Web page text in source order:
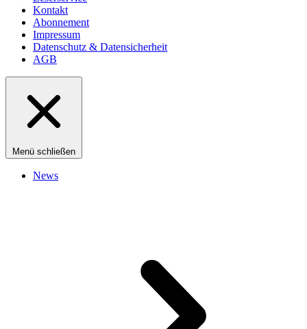
Kontakt
Abonnement
Impressum
Datenschutz & Datensicherheit
AGB
Menü schließen
News